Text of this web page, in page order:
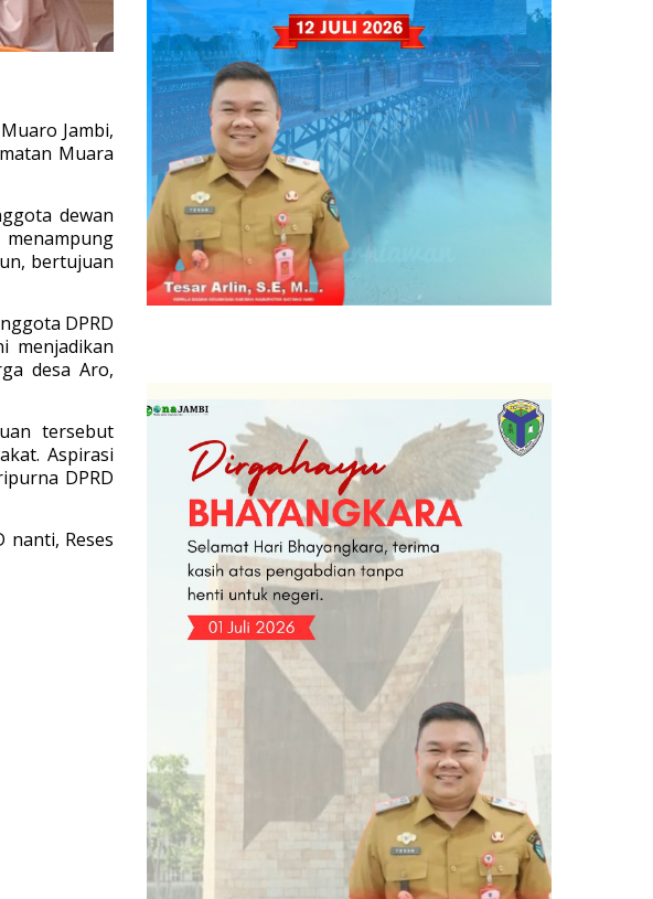
Jambi,
Muara
dewan
bertujuan
DPRD
menjadikan
desa Aro,
tersebut
Aspirasi
DPRD
nanti, Reses